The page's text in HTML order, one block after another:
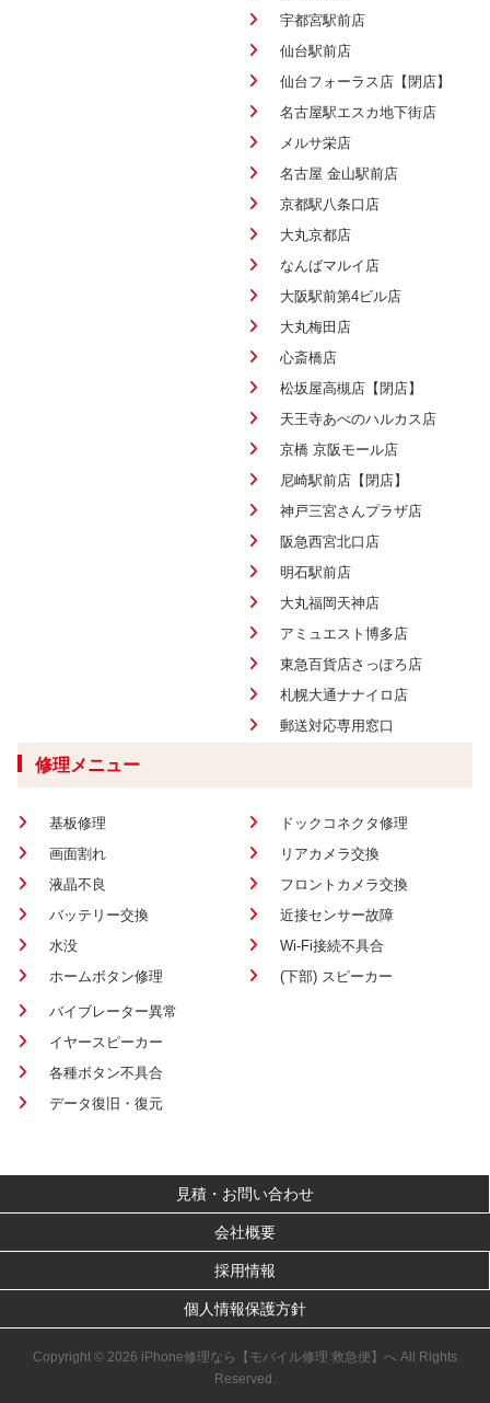
宇都宮駅前店
仙台駅前店
仙台フォーラス店【閉店】
名古屋駅エスカ地下街店
メルサ栄店
名古屋 金山駅前店
京都駅八条口店
大丸京都店
なんばマルイ店
大阪駅前第4ビル店
大丸梅田店
心斎橋店
松坂屋高槻店【閉店】
天王寺あべのハルカス店
京橋 京阪モール店
尼崎駅前店【閉店】
神戸三宮さんプラザ店
阪急西宮北口店
明石駅前店
大丸福岡天神店
アミュエスト博多店
東急百貨店さっぽろ店
札幌大通ナナイロ店
郵送対応専用窓口
修理メニュー
基板修理
画面割れ
液晶不良
バッテリー交換
水没
ホームボタン修理
ドックコネクタ修理
リアカメラ交換
フロントカメラ交換
近接センサー故障
Wi-Fi接続不具合
(下部) スピーカー
バイブレーター異常
イヤースピーカー
各種ボタン不具合
データ復旧・復元
見積・お問い合わせ
会社概要
採用情報
個人情報保護方針
Copyright © 2026 iPhone修理なら【モバイル修理 救急便】へ All Rights
Reserved.